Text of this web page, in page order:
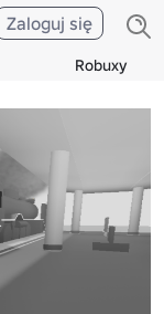
Robuxy
Zaloguj się